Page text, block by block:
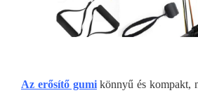
Az erősítő gumikönnyű és kompakt,